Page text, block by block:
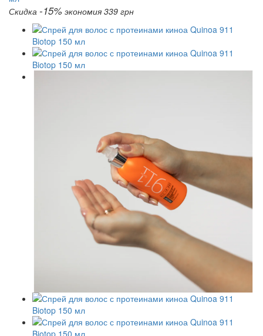
Скидка -15% экономия 339 грн